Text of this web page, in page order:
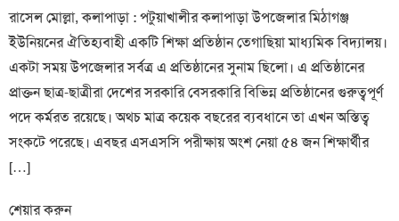
রাসেল মোল্লা, কলাপাড়া : পটুয়াখালীর কলাপাড়া উপজেলার মিঠাগঞ্জ
ইউনিয়নের ঐতিহ্যবাহী একটি শিক্ষা প্রতিষ্ঠান তেগাছিয়া মাধ্যমিক বিদ্যালয়।
একটা সময় উপজেলার সর্বত্র এ প্রতিষ্ঠানের সুনাম ছিলো। এ প্রতিষ্ঠানের
প্রাক্তন ছাত্র-ছাত্রীরা দেশের সরকারি বেসরকারি বিভিন্ন প্রতিষ্ঠানের গুরুত্বপূর্ণ
পদে কর্মরত রয়েছে। অথচ মাত্র কয়েক বছরের ব্যবধানে তা এখন অস্তিত্ব
সংকটে পরেছে। এবছর এসএসসি পরীক্ষায় অংশ নেয়া ৫৪ জন শিক্ষার্থীর
[…]
শেয়ার করুন